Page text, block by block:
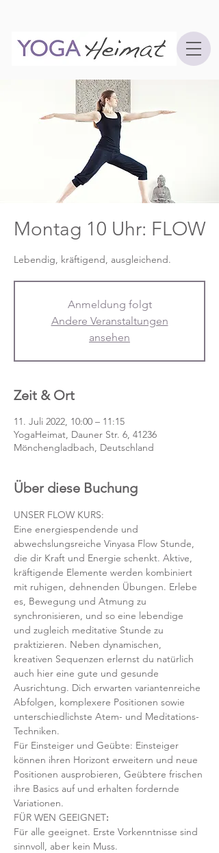
Montag 10 Uhr: FLOW
Lebendig, kräftigend, ausgleichend.
Anmeldung folgt
Andere Veranstaltungen
ansehen
Zeit & Ort
11. Juli 2022, 10:00 – 11:15
YogaHeimat, Dauner Str. 6, 41236
Mönchengladbach, Deutschland
Über diese Buchung
UNSER FLOW KURS:
Eine energiespendende und
abwechslungsreiche Vinyasa Flow Stunde,
die dir Kraft und Energie schenkt. Aktive,
kräftigende Elemente werden kombiniert
mit ruhigen, dehnenden Übungen. Erlebe
es, Bewegung und Atmung zu
synchronisieren, und so eine lebendige
und zugleich meditative Stunde zu
praktizieren. Neben dynamischen,
kreativen Sequenzen erlernst du natürlich
auch hier eine gute und gesunde
Ausrichtung. Dich erwarten variantenreiche
Abfolgen, komplexere Positionen sowie
unterschiedlichste Atem- und Meditations-
Techniken.
Für Einsteiger und Geübte: Einsteiger
können ihren Horizont erweitern und neue
Positionen ausprobieren, Geübtere frischen
ihre Basics auf und erhalten fordernde
Variationen.
FÜR WEN GEEIGNET:
Für alle geeignet. Erste Vorkenntnisse sind
sinnvoll, aber kein Muss.